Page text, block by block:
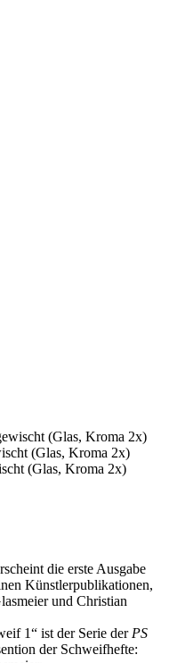
(Glas, Kroma 2x)
(Glas, Kroma 2x)
(Glas, Kroma 2x)
die erste Ausgabe
Künstlerpublikationen,
und Christian
1“ ist der Serie der PS
der Schweifhefte: